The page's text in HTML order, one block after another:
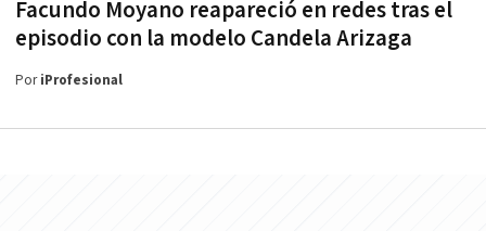
Facundo Moyano reapareció en redes tras el
episodio con la modelo Candela Arizaga
PoriProfesional